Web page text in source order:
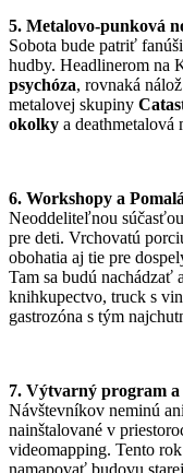
5. Metalovo-punková
Sobota bude patriť
hudby. Headlinerom na
psychóza, rovnaká
metalovej skupiny
okolky a deathmetalová
6. Workshopy a
Neoddeliteľnou
pre deti. Vrchovatú
obohatia aj tie pre
Tam sa budú nachádzať
knihkupectvo, truck s
gastrozóna s tým
7. Výtvarný program
Návštevníkov neminú
nainštalované v
videomapping. Tento
namapovať budovu